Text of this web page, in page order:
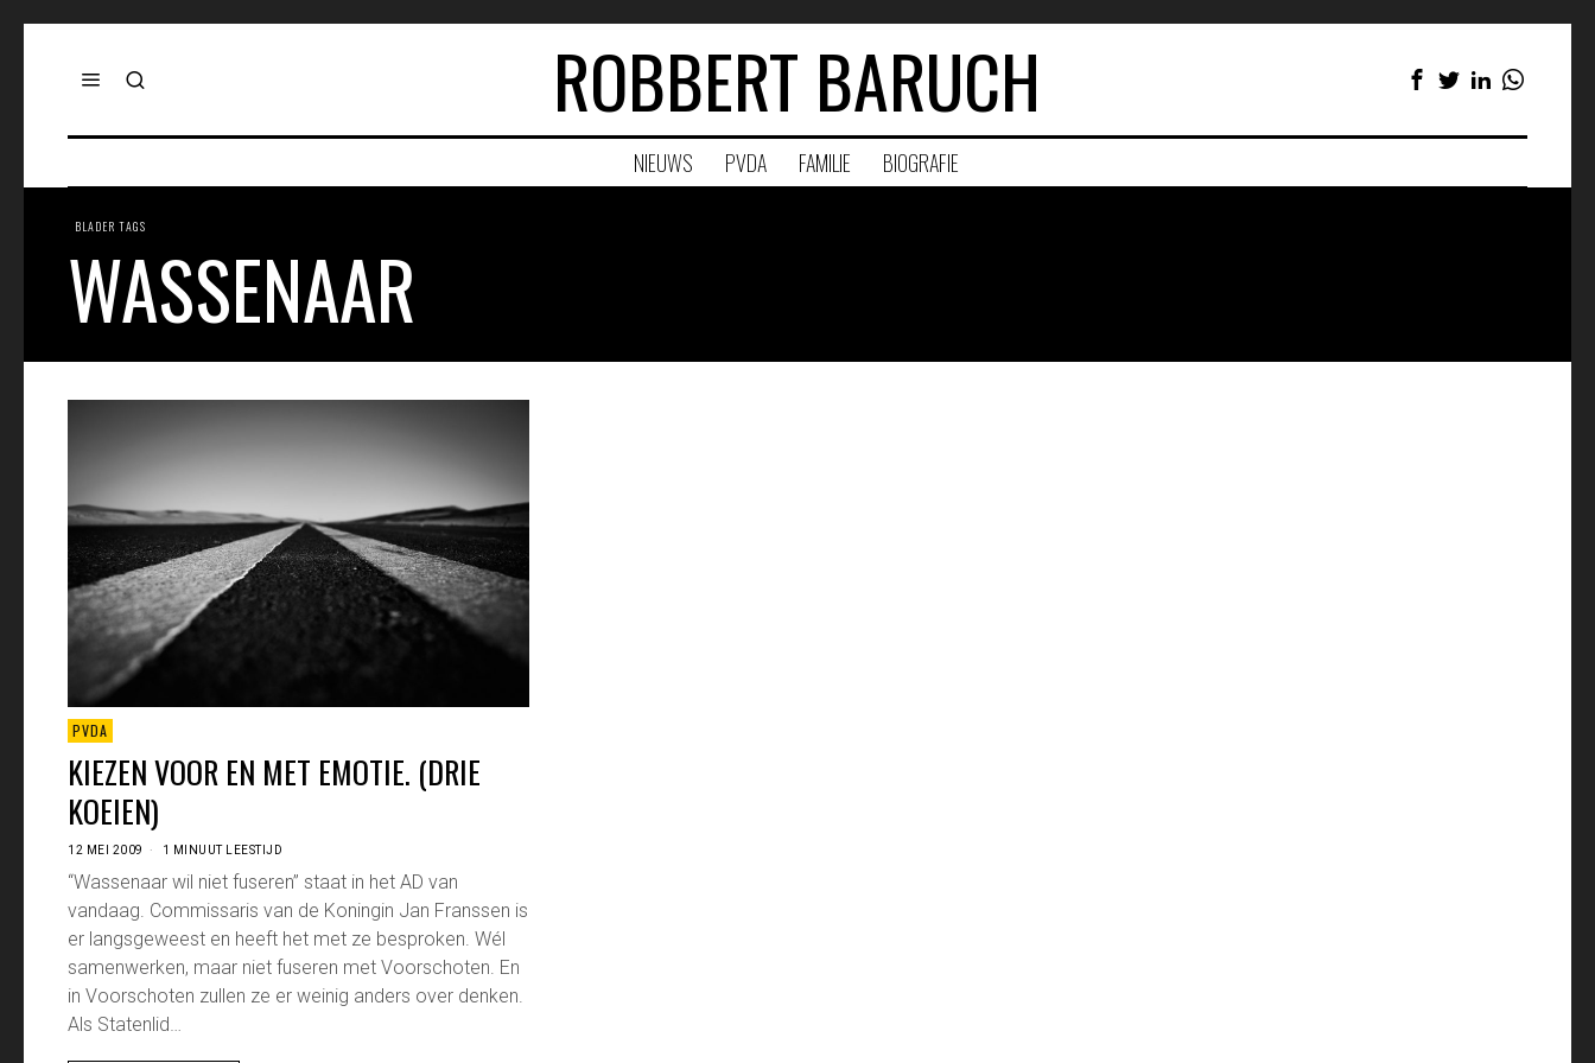
ROBBERT BARUCH
NIEUWS PVDA FAMILIE BIOGRAFIE
BLADER TAGS
WASSENAAR
PVDA
KIEZEN VOOR EN MET EMOTIE. (DRIE
KOEIEN)
12 MEI 2009 1 MINUUT LEESTIJD
“Wassenaar wil niet fuseren” staat in het AD van
vandaag. Commissaris van de Koningin Jan Franssen is
er langsgeweest en heeft het met ze besproken. Wél
samenwerken, maar niet fuseren met Voorschoten. En
in Voorschoten zullen ze er weinig anders over denken.
Als Statenlid…